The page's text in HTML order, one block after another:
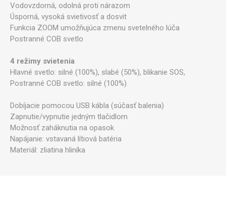
Vodovzdorná, odolná proti nárazom
Úsporná, vysoká svietivosť a dosvit
Funkcia ZOOM umožňujúca zmenu svetelného lúča
Postranné COB svetlo
4 režimy svietenia
Hlavné svetlo: silné (100%), slabé (50%), blikanie SOS,
Postranné COB svetlo: silné (100%)
Dobíjacie pomocou USB kábla (súčasť balenia)
Zapnutie/vypnutie jedným tlačidlom
Možnosť zaháknutia na opasok
Napájanie: vstavaná lítiová batéria
Materiál: zliatina hliníka